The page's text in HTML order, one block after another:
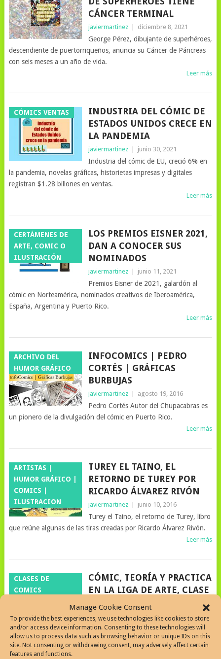
Manage Cookie Consent
To provide the best experiences, we use technologies like cookies to store
and/or access device information. Consenting to these technologies will
allow us to process data such as browsing behavior or unique IDs on this
site. Not consenting or withdrawing consent, may adversely affect certain
features and functions.
CÁNCER TERMINAL
javiermartinez diciembre 8, 2021
George Pérez, dibujante de superhéroes,
descendiente de puertorriqueños, anuncia su Cáncer de Páncreas
con seis meses a un año de vida.
Leer más
CÓMICS VENTAS
INDUSTRIA DEL CÓMIC DE
ESTADOS UNIDOS CRECE EN
LA PANDEMIA
javiermartinez junio 30, 2021
Industria del cómic de EU, creció 6% en
la pandemia, novelas gráficas, historietas impresas y digitales
registran $1.28 billones en ventas.
Leer más
CERTÁMENES DE
ARTE, COMIC O
ILUSTRACIÓN
LOS PREMIOS EISNER 2021,
DAN A CONOCER SUS
NOMINADOS
javiermartinez junio 11, 2021
Premios Eisner de 2021, galardón al
cómic en Norteamérica, nominados creativos de Iberoamérica,
España, Argentina y Puerto Rico.
Leer más
ARCHIVO DEL
HUMOR GRÁFICO
INFOCOMICS | PEDRO
CORTÉS | GRÁFICAS
BURBUJAS
javiermartinez agosto 19, 2016
Pedro Cortés Autor del Chupacabras es
un pionero de la divulgación del cómic en Puerto Rico.
Leer más
ARTISTAS |
HUMOR GRÁFICO |
COMICS |
ILUSTRACION
TUREY EL TAINO, EL
RETORNO DE TUREY POR
RICARDO ÁLVAREZ RIVÓN
javiermartinez junio 10, 2016
Turey el Taino, el retorno de Turey, libro
que reúne algunas de las tiras creadas por Ricardo Álvarez Rivón.
Leer más
CLASES DE
COMICS
CÓMIC, TEORÍA Y PRACTICA
EN LA LIGA DE ARTE, CLASE
CON PEPE VÁSQUEZ
javiermartinez | marzo 15, 2011
Cómic, teoría y practica en la Liga de
arte, clase con Pepe Vásquez, clases comienzan la semana del 21
de marzo